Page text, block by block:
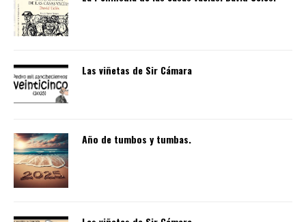
Las viñetas de Sir Cámara
Año de tumbos y tumbas.